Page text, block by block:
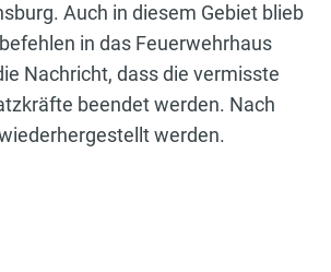
Auch in diesem Gebiet blieb
in das Feuerwehrhaus
Nachricht, dass die vermisste
beendet werden. Nach
werden.